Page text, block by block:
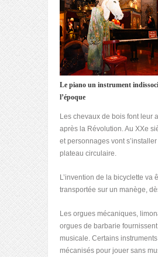
Le piano un instrument
l’époque
Les chevaux de bois font leur
après la Révolution. Au XXe
et personnages vont
plateau circulaire.
L’invention de la bicyclette va
transportée sur un manège,
Les orgues mécaniques,
orgues de barbarie fournissent
musicale. Certains
mécanisés pour jouer sans